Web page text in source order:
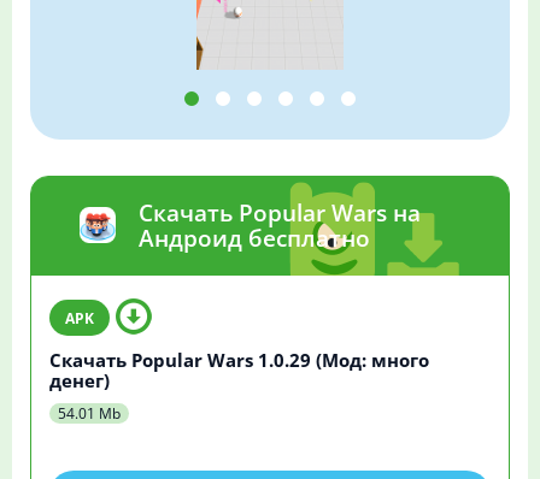
Скачать Popular Wars на
Андроид бесплатно
Скачать Popular Wars 1.0.29 (Мод: много
денег)
54.01 Mb